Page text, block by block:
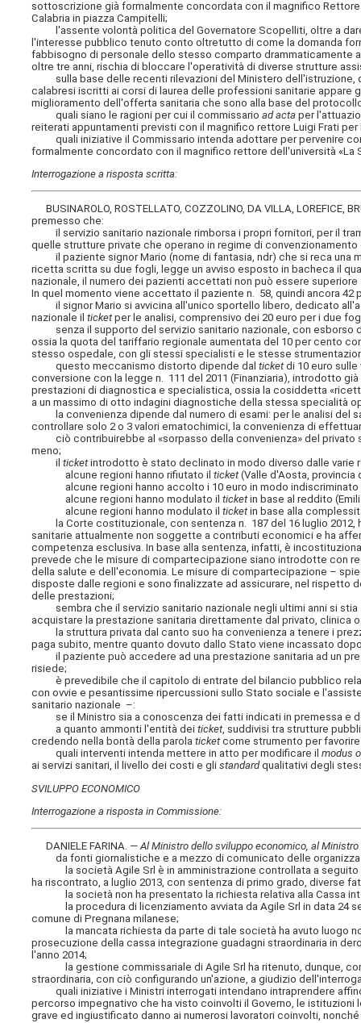
sottoscrizione già formalmente concordata con il magnifico
Calabria in piazza Campitelli;
l'assente volontà politica del Governatore Scopelliti, oltre a
l'interesse pubblico tenuto conto oltretutto di come la domanda
fabbisogno di personale dello stesso comparto drammaticamente
oltre tre anni, rischia di bloccare l'operatività di diverse strutture
sulla base delle recenti rilevazioni del Ministero dell'istruzione,
calabresi iscritti ai corsi di laurea delle professioni sanitarie
miglioramento dell'offerta sanitaria che sono alla base del
quali siano le ragioni per cui il commissarioad acta per
reiterati appuntamenti previsti con il magnifico rettore Luigi Frati
quali iniziative il Commissario intenda adottare per pervenire
formalmente concordato con il magnifico rettore dell'università «La
Interrogazione a risposta scritta:
BUSINAROLO, ROSTELLATO, COZZOLINO, DA VILLA, LOREFICE,
premesso che:
il servizio sanitario nazionale rimborsa i propri fornitori, per il
quelle strutture private che operano in regime di
il paziente signor Mario (nome di fantasia, ndr) che si reca una
ricetta scritta su due fogli, legge un avviso esposto in bacheca il
nazionale, il numero dei pazienti accettati non può essere
In quel momento viene accettato il paziente n. 58, quindi ancora 42
il signor Mario si avvicina all'unico sportello libero, dedicato
nazionale ilticketper le analisi, comprensivo dei 20 euro per i due
senza il supporto del servizio sanitario nazionale, con esborso
ossia la quota del tariffario regionale aumentata del 10 per cento
stesso ospedale, con gli stessi specialisti e le stesse
questo meccanismo distorto dipende dalticketdi 10 euro
conversione con la legge n. 111 del 2011 (Finanziaria), introdotto
prestazioni di diagnostica e specialistica, ossia la cosiddetta
a un massimo di otto indagini diagnostiche della stessa specialità
la convenienza dipende dal numero di esami: per le analisi del
controllare solo 2 o 3 valori ematochimici, la convenienza di
ciò contribuirebbe al «sorpasso della convenienza» del privato
meno;
ilticketintrodotto è stato declinato in modo diverso dalle varie
alcune regioni hanno rifiutato ilticket(Valle d'Aosta, provincia
alcune regioni hanno accolto i 10 euro in modo indiscriminato
alcune regioni hanno modulato ilticketin base al reddito
alcune regioni hanno modulato ilticketin base alla
la Corte costituzionale, con sentenza n. 187 del 16 luglio 2012,
sanitarie attualmente non soggette a contributi economici e ha
competenza esclusiva. In base alla sentenza, infatti, è
prevede che le misure di compartecipazione siano introdotte con
della salute e dell'economia. Le misure di compartecipazione –
disposte dalle regioni e sono finalizzate ad assicurare, nel
delle prestazioni;
sembra che il servizio sanitario nazionale negli ultimi anni si stia
acquistare la prestazione sanitaria direttamente dal privato, clinica
la struttura privata dal canto suo ha convenienza a tenere i
paga subito, mentre quanto dovuto dallo Stato viene incassato
il paziente può accedere ad una prestazione sanitaria ad un
risiede;
è prevedibile che il capitolo di entrate del bilancio pubblico
con ovvie e pesantissime ripercussioni sullo Stato sociale e
sanitario nazionale –:
se il Ministro sia a conoscenza dei fatti indicati in premessa e
a quanto ammonti l'entità deiticket, suddivisi tra strutture
credendo nella bontà della parolaticketcome strumento per
quali interventi intenda mettere in atto per modificare ilmodus
ai servizi sanitari, il livello dei costi e glistandardqualitativi degli
SVILUPPO ECONOMICO
Interrogazione a risposta in Commissione:
DANIELE FARINA. —Al Ministro dello sviluppo economico, al
da fonti giornalistiche e a mezzo di comunicato delle
la società Agile Srl è in amministrazione controllata a seguito
ha riscontrato, a luglio 2013, con sentenza di primo grado, diverse
la società non ha presentato la richiesta relativa alla Cassa
la procedura di licenziamento avviata da Agile Srl in data 24
comune di Pregnana milanese;
la mancata richiesta da parte di tale società ha avuto luogo
prosecuzione della cassa integrazione guadagni straordinaria in
l'anno 2014;
la gestione commissariale di Agile Srl ha ritenuto, dunque,
straordinaria, con ciò configurando un'azione, a giudizio
quali iniziative i Ministri interrogati intendano intraprendere
percorso impegnativo che ha visto coinvolti il Governo, le istituzioni
grave ed ingiustificato danno ai numerosi lavoratori coinvolti,